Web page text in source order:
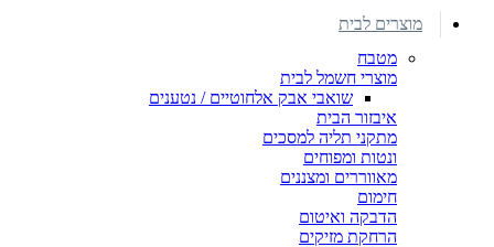
מוצרים לבית
מטבח
מוצרי חשמל לבית
שואבי אבק אלחוטיים / נטענים
איבזור הבית
מתקני תליה למסכים
ונטות ומפוחים
מאווררים ומצננים
חימום
הדבקה ואיטום
הרחקת מזיקים